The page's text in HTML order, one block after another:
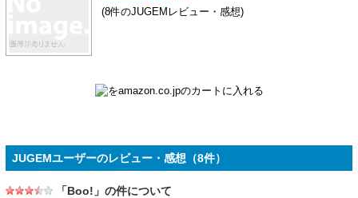
(8件のJUGEMレビュー・感想)
JUGEMユーザーのレビュー・感想（8件）
「Boo!」の件について